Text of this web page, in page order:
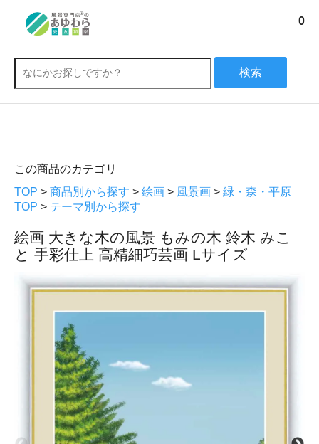
0
検索
この商品のカテゴリ
TOP > 商品別から探す > 絵画 > 風景画 > 緑・森・平原
TOP > テーマ別から探す
絵画 大きな木の風景 もみの木 鈴木 みこ
と 手彩仕上 高精細巧芸画 Lサイズ